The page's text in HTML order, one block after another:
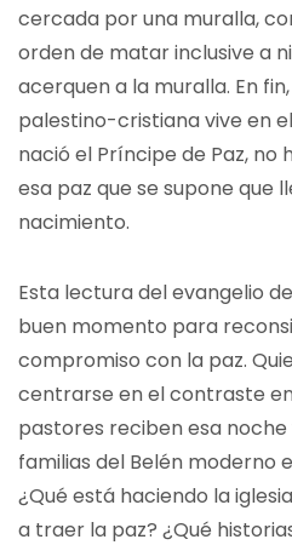
cercada por una muralla,
orden de matar inclusive a
acerquen a la muralla. En
palestino-cristiana vive en
nació el Príncipe de Paz,
esa paz que se supone que
nacimiento.
Esta lectura del evangelio
buen momento para
compromiso con la paz.
centrarse en el contraste
pastores reciben esa noche
familias del Belén moderno
¿Qué está haciendo la
a traer la paz? ¿Qué